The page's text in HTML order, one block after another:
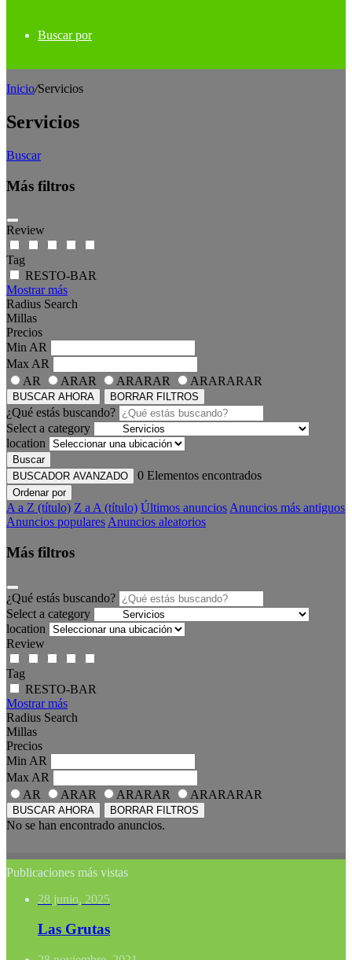
Buscar por
Inicio/Servicios
Servicios
Buscar
Más filtros
Review
Tag
RESTO-BAR
Mostrar más
Radius Search
Millas
Precios
Min AR
Max AR
AR
ARAR ARARAR ARARARAR
BUSCAR AHORA BORRAR FILTROS
¿Qué estás buscando?
Select a category
location
Buscar
BUSCADOR AVANZADO
0 Elementos encontrados
Ordenar por
A a Z (título) Z a A (título) Últimos anuncios Anuncios más antiguos
Anuncios populares Anuncios aleatorios
Más filtros
¿Qué estás buscando?
Select a category
location
Review
Tag
RESTO-BAR
Mostrar más
Radius Search
Millas
Precios
Min AR
Max AR
AR
ARAR ARARAR ARARARAR
BUSCAR AHORA BORRAR FILTROS
No se han encontrado anuncios.
Publicaciones más vistas
28 junio, 2025
Las Grutas